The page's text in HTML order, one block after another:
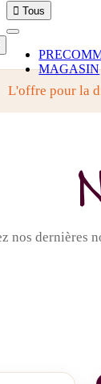
 Tous
MAGASIN
L'offre pour la
nos dernières